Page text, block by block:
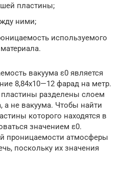
пластины;
ними;
используемого
вакуума ε0 является
8,84х10—12 фарад на метр.
разделены слоем
а не вакуума. Чтобы найти
которого находятся в
значением ε0.
проницаемости атмосферы
поскольку их значения